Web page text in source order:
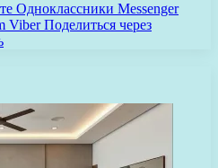
Одноклассники Messenger
Viber Поделиться через